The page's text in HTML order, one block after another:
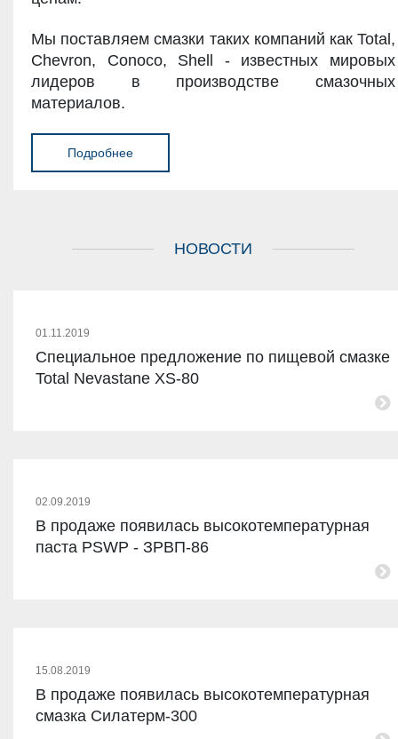
Мы поставляем смазки таких компаний как Total,
Chevron, Conoco, Shell - известных мировых
лидеров в производстве смазочных
материалов.
Подробнее
НОВОСТИ
01.11.2019
Специальное предложение по пищевой смазке
Total Nevastane XS-80
02.09.2019
В продаже появилась высокотемпературная
паста PSWP - ЗРВП-86
15.08.2019
В продаже появилась высокотемпературная
смазка Силатерм-300